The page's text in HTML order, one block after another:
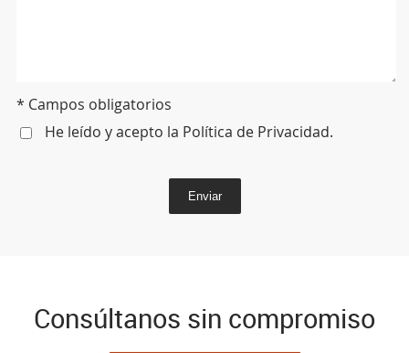
* Campos obligatorios
He leído y acepto la Política de Privacidad.
Enviar
Consúltanos sin compromiso